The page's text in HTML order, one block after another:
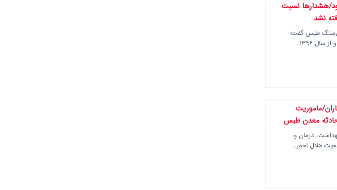
هشدارها نسبت
نشد
طبس گفت:
۱۳۹۶…
ماموریت
حادثه معدن طبس
درمان و
هلال احمر،…